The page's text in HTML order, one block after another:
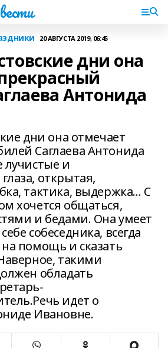
20 АВГУСТА 2019, 06:45
дни она
Антонида
дни она отмечает
Саглаева Антонида
лучистые и
открытая,
тактика, выдержка… С
хочется общаться,
и бедами. Она умеет
собеседника, всегда
помощь и сказать
такими
обладать
идет о
Ивановне.